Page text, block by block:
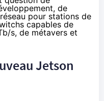
de
pour stations de
capables de
s, de métavers et
Jetson